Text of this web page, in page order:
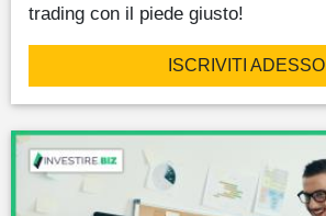
trading con il piede giusto!
ISCRIVITI ADESSO